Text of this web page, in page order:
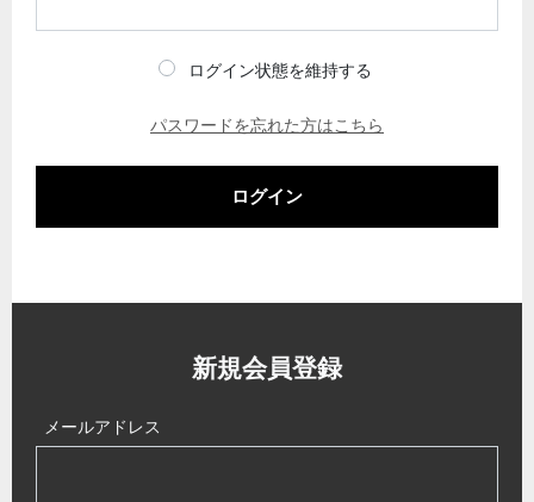
ログイン状態を維持する
パスワードを忘れた方はこちら
ログイン
新規会員登録
メールアドレス